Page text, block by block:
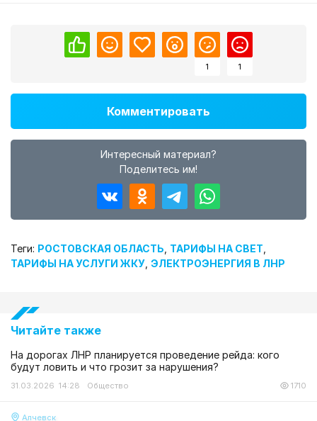
1 1
Комментировать
Интересный материал?
Поделитесь им!
Теги: РОСТОВСКАЯ ОБЛАСТЬ ТАРИФЫ НА СВЕТ
ТАРИФЫ НА УСЛУГИ ЖКУ ЭЛЕКТРОЭНЕРГИЯ В ЛНР
Читайте также
На дорогах ЛНР планируется проведение рейда: кого
будут ловить и что грозит за нарушения?
31.03.2026 14:28 Общество 1710
Алчевск